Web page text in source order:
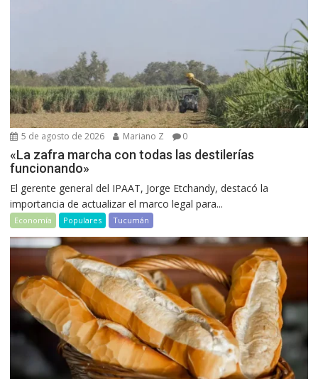
5 de agosto de 2026 Mariano Z 0
«La zafra marcha con todas las destilerías
funcionando»
El gerente general del IPAAT, Jorge Etchandy, destacó la
importancia de actualizar el marco legal para...
Economía Populares Tucumán